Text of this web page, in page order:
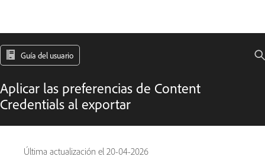
Guía del usuario
Aplicar las preferencias de Content
Credentials al exportar
Última actualización el 20-04-2026